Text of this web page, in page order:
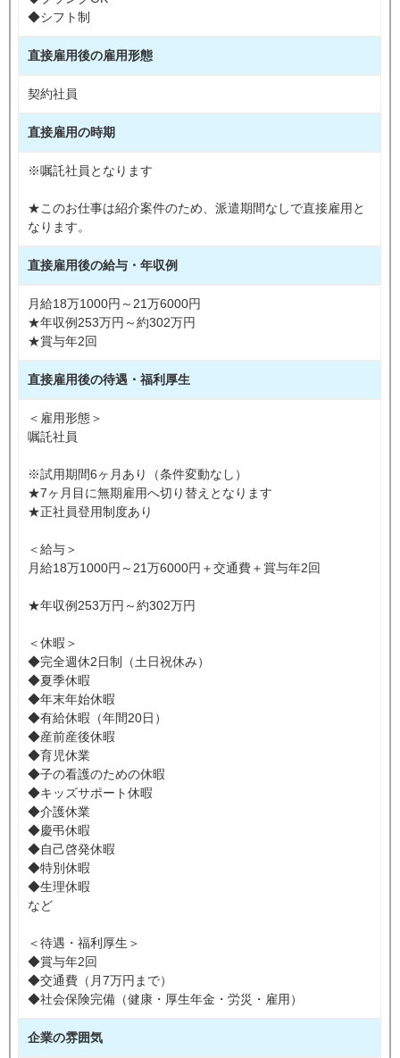
◆シフト制
直接雇用後の雇用形態
契約社員
直接雇用の時期
※嘱託社員となります
★このお仕事は紹介案件のため、派遣期間なしで直接雇用と
なります。
直接雇用後の給与・年収例
月給18万1000円～21万6000円
★年収例253万円～約302万円
★賞与年2回
直接雇用後の待遇・福利厚生
＜雇用形態＞
嘱託社員
※試用期間6ヶ月あり（条件変動なし）
★7ヶ月目に無期雇用へ切り替えとなります
★正社員登用制度あり
＜給与＞
月給18万1000円～21万6000円＋交通費＋賞与年2回
★年収例253万円～約302万円
＜休暇＞
◆完全週休2日制（土日祝休み）
◆夏季休暇
◆年末年始休暇
◆有給休暇（年間20日）
◆産前産後休暇
◆育児休業
◆子の看護のための休暇
◆キッズサポート休暇
◆介護休業
◆慶弔休暇
◆自己啓発休暇
◆特別休暇
◆生理休暇
など
＜待遇・福利厚生＞
◆賞与年2回
◆交通費（月7万円まで）
◆社会保険完備（健康・厚生年金・労災・雇用）
企業の雰囲気